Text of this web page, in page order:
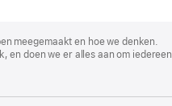
meegemaakt en hoe we denken.
en doen we er alles aan om iedereen